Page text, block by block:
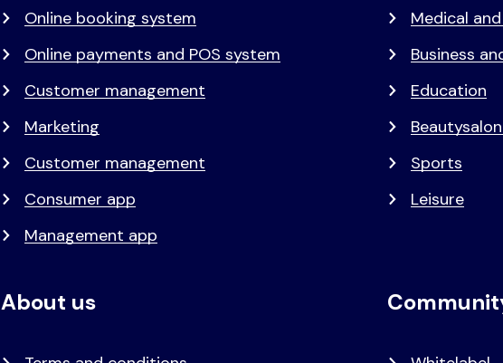
Online booking system
Online payments and POS system
Customer management
Marketing
Customer management
Consumer app
Management app
Medical
Business
Education
Sports
Leisure
About us